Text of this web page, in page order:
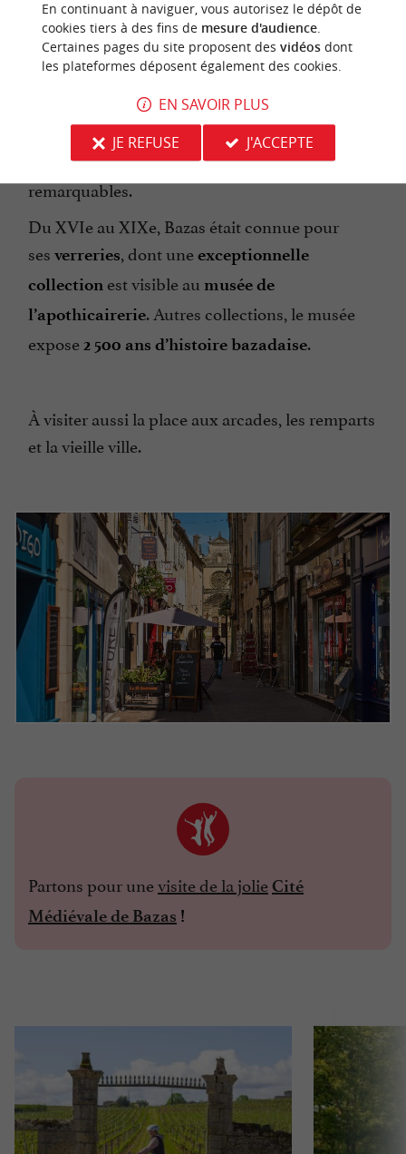
une cathédrale du XIIIe, classée au
patrimoine mondial de l’UNESCOau titre des
chemins de
Saint-Jacques-de-Compostelle
Son triple portail en façade, entièrement
sculpté, tout comme le jardin médiéval qui
longe l’édifice, sont particulièrement
remarquables.
Du XVIe au XIXe, Bazas était connue pour
ses verreries, dont uneexceptionnelle
collection est visible au musée de
l’apothicairerie. Autres collections, le musée
expose2 500 ans d’histoire bazadaise.
À visiter aussi la place aux arcades, les remparts
et la vieille ville.
Partons pour unevisite de la jolie Cité
Médiévale de Bazas !
En continuant à naviguer, vous autorisez le dépôt de
cookies tiers à des fins de mesure d'audience.
Certaines pages du site proposent des vidéosdont
les plateformes déposent également des cookies.
EN SAVOIR PLUS
JE REFUSE
J'ACCEPTE